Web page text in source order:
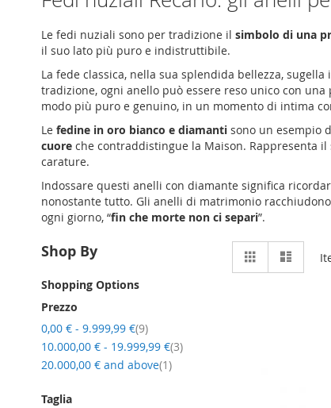
Le fedi nuziali sono per tradizione il simbolo di una
il suo lato più puro e indistruttibile.
La fede classica, nella sua splendida bellezza,
tradizione, ogni anello può essere reso unico con
modo più puro e genuino, in un momento di intima
Le fedine in oro bianco e diamanti sono un esempio
cuore che contraddistingue la Maison. Rappresenta
carature.
Indossare questi anelli con diamante significa
nonostante tutto. Gli anelli di matrimonio
ogni giorno, “fin che morte non ci separi”.
View
Grid Elenco
Shop By
Shopping Options
Prezzo
0,00 € - 9.999,99 € 9item
10.000,00 € - 19.999,99 € 3item
20.000,00 € and above 1item
Taglia